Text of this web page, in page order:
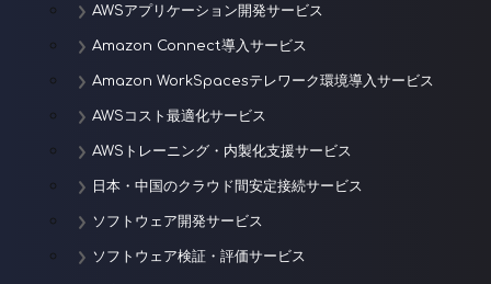
AWSアプリケーション開発サービス
Amazon Connect導入サービス
Amazon WorkSpacesテレワーク環境導入サービス
AWSコスト最適化サービス
AWSトレーニング・内製化支援サービス
日本・中国のクラウド間安定接続サービス
ソフトウェア開発サービス
ソフトウェア検証・評価サービス